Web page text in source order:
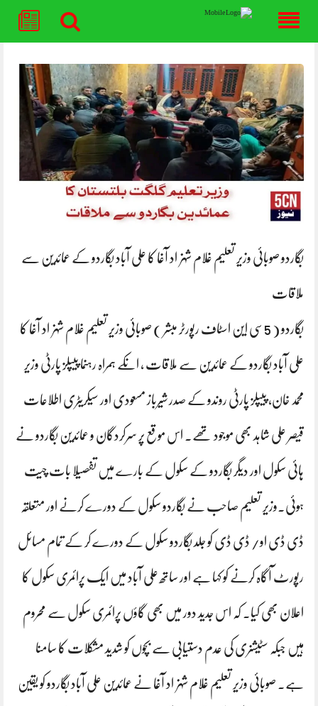
content
بگاردو صوبائی وزیر تعلیم غلام شہزاد آغا کا علی آباد بگاردو کے عمائدین سے
ملاقات
بگاردو ( 5سی این اسٹاف رپورٹر مبشر ) صوبائی وزیر تعلیم غلام شہزاد آغا کا
علی آباد بگاردو کے عمائدین سے ملاقات ، انکے ہمراہ رہنما پیپلز پارٹی وزیر
محمد خان، پیپلز پارٹی روندو کے صدر شیرباز مسعودی اور سیکریٹری اطلاعات
قیصر علی شاہد بھی موجود تھے۔ اس موقع پر سرکردگان و عمائدین بگاردو نے
ہائی سکول اور دیگر بگاردو کے سکول کے بارے میں تفصیلا بات چیت
ہوئی۔وزیر تعلیم صاحب نے بگاردو سکول کے دورے کرنے اور متعلقہ
ڈی ڈی او/ ڈی ڈی کو جلد بگاردو سکول کے دورے کر کے تمام مسائل
رپورٹ آگاہ کرنے کو کہا ہے اور ساتھ علی آباد میں ایک پرائمری سکول کا
اعلان بھی کیا۔ کہ اس جدید دور میں بھی گاؤں پرائمری سکول سے محروم
ہیں جبکہ سٹیشنری کی عدم دستیابی سے بچوں کو شدید مشکلات کا سامنا
ہے۔ صوبائی وزیر تعلیم غلام شہزاد آغا نے عمائدین علی آباد بگاردو کو یقین